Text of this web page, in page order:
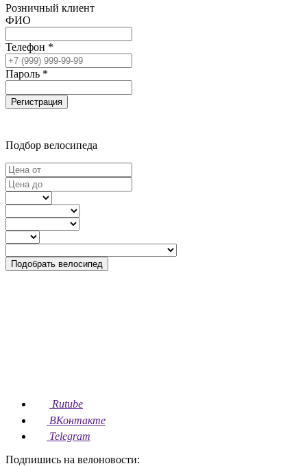
Розничный клиент
ФИО
Телефон *
Пароль *
Регистрация
Подбор велосипеда
Подобрать велосипед
Rutube
ВКонтакте
Telegram
Подпишись на велоновости: